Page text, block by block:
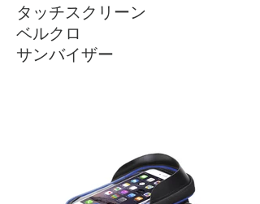
タッチスクリーン
ベルクロ
サンバイザー